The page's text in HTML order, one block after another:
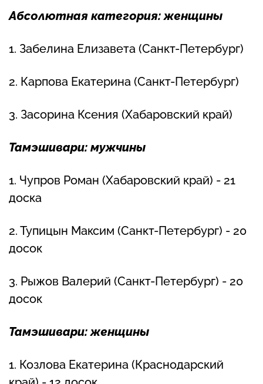
Абсолютная категория: женщины
1. Забелина Елизавета (Санкт-Петербург)
2. Карпова Екатерина (Санкт-Петербург)
3. Засорина Ксения (Хабаровский край)
Тамэшивари: мужчины
1. Чупров Роман (Хабаровский край) - 21
доска
2. Тупицын Максим (Санкт-Петербург) - 20
досок
3. Рыжов Валерий (Санкт-Петербург) - 20
досок
Тамэшивари: женщины
1. Козлова Екатерина (Краснодарский